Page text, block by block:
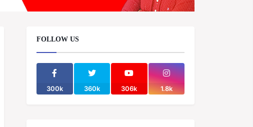
FOLLOW US
300k 360k 306k 1.8k